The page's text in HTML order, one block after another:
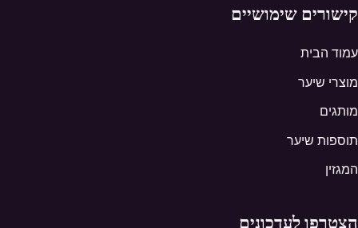
קישורים שימושיים
עמוד הבית
מוצרי שיער
מותגים
תוספות שיער
המגזין
הצטרפו לעדכונים